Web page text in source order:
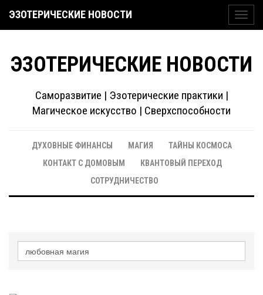
ЭЗОТЕРИЧЕСКИЕ НОВОСТИ
ЭЗОТЕРИЧЕСКИЕ НОВОСТИ
Саморазвитие | Эзотерические практики |
Магическое искусство | Сверхспособности
ДУХОВНЫЕ ФИНАНСЫ МАГИЯ
ТАЙНЫ КОСМОСА
КОНТАКТ С ДОМОВЫМ
КВАНТОВЫЙ ПЕРЕХОД
СОТРУДНИЧЕСТВО